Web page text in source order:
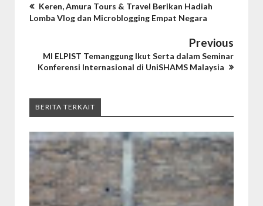
Keren, Amura Tours & Travel Berikan Hadiah
Lomba Vlog dan Microblogging Empat Negara
Previous
MI ELPIST Temanggung Ikut Serta dalam Seminar
Konferensi Internasional di UniSHAMS Malaysia
BERITA TERKAIT